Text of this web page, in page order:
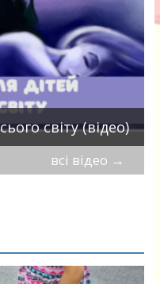
світу (відео)
всі відео →